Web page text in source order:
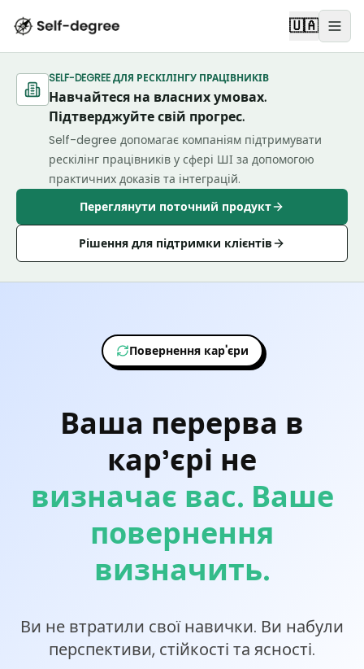
🇺🇦
SELF-DEGREE ДЛЯ РЕСКІЛІНГУ ПРАЦІВНИКІВ
Навчайтеся на власних умовах.
Підтверджуйте свій прогрес.
Self-degree допомагає компаніям підтримувати
рескілінг працівників у сфері ШІ за допомогою
практичних доказів та інтеграцій.
Переглянути поточний продукт
Рішення для підтримки клієнтів
Повернення кар'єри
Ваша перерва в
кар'єрі не
визначає вас. Ваше
повернення
визначить.
Ви не втратили свої навички. Ви набули
перспективи, стійкості та ясності.